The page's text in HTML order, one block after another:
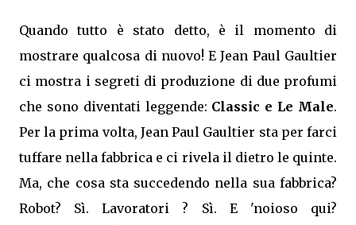
Quando tutto è stato detto, è il momento di
mostrare qualcosa di nuovo! E Jean Paul Gaultier
ci mostra i segreti di produzione di due profumi
che sono diventati leggende: Classic e Le Male.
Per la prima volta, Jean Paul Gaultier sta per farci
tuffare nella fabbrica e ci rivela il dietro le quinte.
Ma, che cosa sta succedendo nella sua fabbrica?
Robot? Sì. Lavoratori ? Sì. E 'noioso qui?